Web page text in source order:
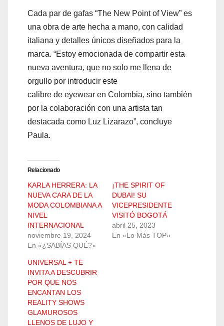
Cada par de gafas “The New Point of View” es
una obra de arte hecha a mano, con calidad
italiana y detalles únicos diseñados para la
marca. “Estoy emocionada de compartir esta
nueva aventura, que no solo me llena de
orgullo por introducir este
calibre de eyewear en Colombia, sino también
por la colaboración con una artista tan
destacada como Luz Lizarazo”, concluye
Paula.
Relacionado
KARLA HERRERA: LA
NUEVA CARA DE LA
MODA COLOMBIANA A
NIVEL
INTERNACIONAL
noviembre 19, 2024
En «¿SABÍAS QUÉ?»
¡THE SPIRIT OF
DUBAI! SU
VICEPRESIDENTE
VISITÓ BOGOTÁ
abril 25, 2023
En «Lo Más TOP»
UNIVERSAL + TE
INVITA A DESCUBRIR
POR QUE NOS
ENCANTAN LOS
REALITY SHOWS
GLAMUROSOS
LLENOS DE LUJO Y